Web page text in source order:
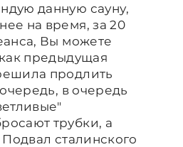
данную сауну,
на время, за 20
Вы можете
предыдущая
продлить
в очередь
трубки, а
сталинского